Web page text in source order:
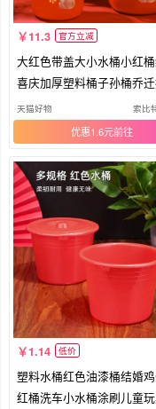
11.3 官方立减
大红色带盖大小水桶小红
喜庆加厚塑料桶子孙桶乔
喜事
天猫好物 索比
优惠1.6元
1.14 低价
塑料水桶红色油漆桶结婚
红桶洗车小水桶涂刷儿童